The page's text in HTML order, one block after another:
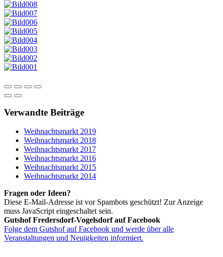
Verwandte Beiträge
Weihnachtsmarkt 2019
Weihnachtsmarkt 2018
Weihnachtsmarkt 2017
Weihnachtsmarkt 2016
Weihnachtsmarkt 2015
Weihnachtsmarkt 2014
Fragen oder Ideen?
Diese E-Mail-Adresse ist vor Spambots geschützt! Zur Anzeige
muss JavaScript eingeschaltet sein.
Gutshof Fredersdorf-Vogelsdorf auf Facebook
Folge dem Gutshof auf Facebook und werde über alle
Veranstaltungen und Neuigkeiten informiert.